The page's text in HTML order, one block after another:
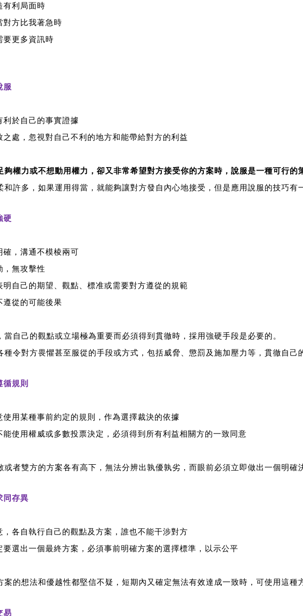
有利局面時
對方比我著急時
要更多資訊時
服
利於自己的事實證據
之處，忽視對自己不利的地方和能帶給對方的利益
夠權力或不想動用權力，卻又非常希望對方接受你的方案時，說服是一種可行的
和許多，如果運用得當，就能夠讓對方發自內心地接受，但是應用說服的技巧有
硬
確，溝通不模棱兩可
，無攻擊性
明自己的期望、觀點、標准或需要對方遵從的規範
遵從的可能後果
當自己的觀點或立場極為重要而必須得到貫徹時，採用強硬手段是必要的。
種令對方畏懼甚至服從的手段或方式，包括威脅、懲罰及施加壓力等，貫徹自己
循規則
使用某種事前約定的規則，作為選擇裁決的依據
能使用權威或多數投票決定，必須得到所有利益相關方的一致同意
或者雙方的方案各有高下，無法分辨出孰優孰劣，而眼前必須立即做出一個明確
同存異
，各自執行自己的觀點及方案，誰也不能干涉對方
要選出一個最終方案，必須事前明確方案的選擇標準，以示公平
案的想法和優越性都堅信不疑，短期內又確定無法有效達成一致時，可使用這種
易